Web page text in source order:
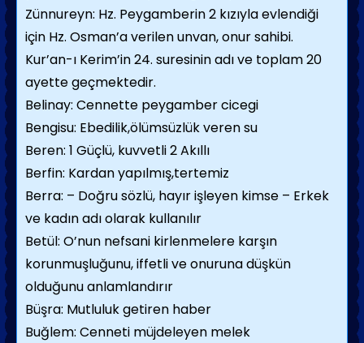
Zünnureyn: Hz. Peygamberin 2 kızıyla evlendiği
için Hz. Osman’a verilen unvan, onur sahibi.
Kur’an-ı Kerim’in 24. suresinin adı ve toplam 20
ayette geçmektedir.
Belinay: Cennette peygamber cicegi
Bengisu: Ebedilik,ölümsüzlük veren su
Beren: 1 Güçlü, kuvvetli 2 Akıllı
Berfin: Kardan yapılmış,tertemiz
Berra: – Doğru sözlü, hayır işleyen kimse – Erkek
ve kadın adı olarak kullanılır
Betül: O’nun nefsani kirlenmelere karşın
korunmuşluğunu, iffetli ve onuruna düşkün
olduğunu anlamlandırır
Büşra: Mutluluk getiren haber
Buğlem: Cenneti müjdeleyen melek